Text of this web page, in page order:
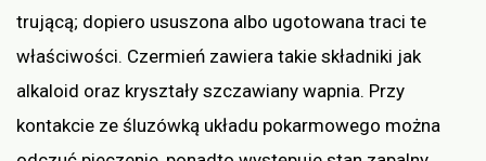
trującą; dopiero ususzona albo ugotowana traci te
właściwości. Czermień zawiera takie składniki jak
alkaloid oraz kryształy szczawiany wapnia. Przy
kontakcie ze śluzówką układu pokarmowego można